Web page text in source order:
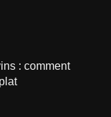
: comment